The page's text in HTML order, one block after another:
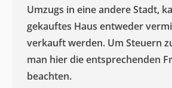
Umzugs in eine andere Stadt,
gekauftes Haus entweder
verkauft werden. Um Steuern
man hier die entsprechenden
beachten.